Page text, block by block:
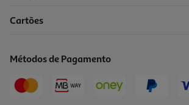
Cartões
Métodos de Pagamento